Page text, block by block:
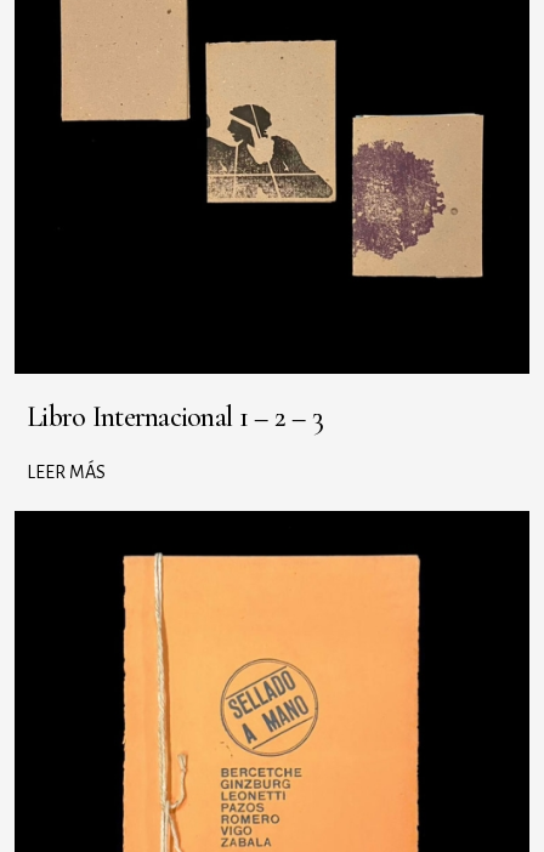
Libro Internacional 1 – 2 – 3
LEER MÁS